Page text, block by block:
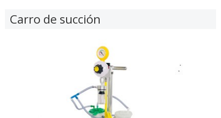
Carro de succión